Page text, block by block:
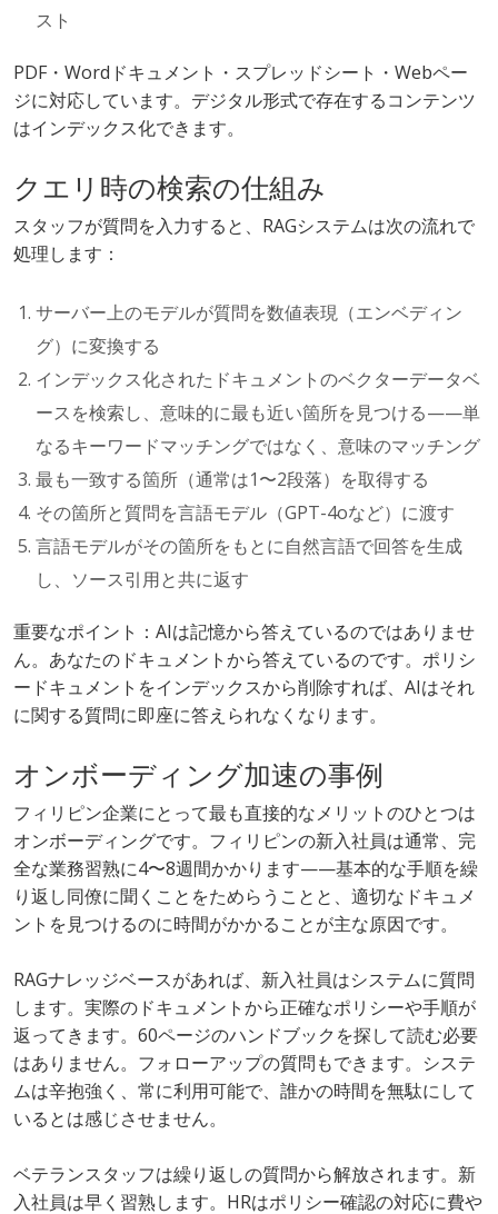
スト
PDF・Wordドキュメント・スプレッドシート・Webペー
ジに対応しています。デジタル形式で存在するコンテンツ
はインデックス化できます。
クエリ時の検索の仕組み
スタッフが質問を入力すると、RAGシステムは次の流れで
処理します：
サーバー上のモデルが質問を数値表現（エンベディン
グ）に変換する
インデックス化されたドキュメントのベクターデータベ
ースを検索し、意味的に最も近い箇所を見つける——単
なるキーワードマッチングではなく、意味のマッチング
最も一致する箇所（通常は1〜2段落）を取得する
その箇所と質問を言語モデル（GPT-4oなど）に渡す
言語モデルがその箇所をもとに自然言語で回答を生成
し、ソース引用と共に返す
重要なポイント：AIは記憶から答えているのではありませ
ん。あなたのドキュメントから答えているのです。ポリシ
ードキュメントをインデックスから削除すれば、AIはそれ
に関する質問に即座に答えられなくなります。
オンボーディング加速の事例
フィリピン企業にとって最も直接的なメリットのひとつは
オンボーディングです。フィリピンの新入社員は通常、完
全な業務習熟に4〜8週間かかります——基本的な手順を繰
り返し同僚に聞くことをためらうことと、適切なドキュメ
ントを見つけるのに時間がかかることが主な原因です。
RAGナレッジベースがあれば、新入社員はシステムに質問
します。実際のドキュメントから正確なポリシーや手順が
返ってきます。60ページのハンドブックを探して読む必要
はありません。フォローアップの質問もできます。システ
ムは辛抱強く、常に利用可能で、誰かの時間を無駄にして
いるとは感じさせません。
ベテランスタッフは繰り返しの質問から解放されます。新
入社員は早く習熟します。HRはポリシー確認の対応に費や